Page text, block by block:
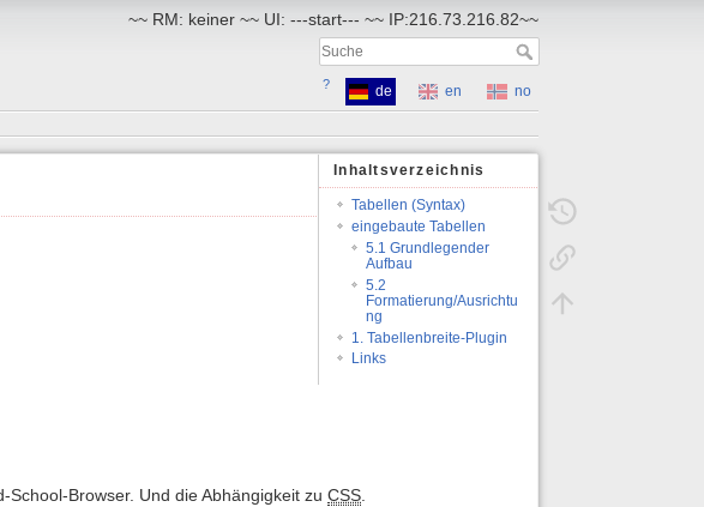
~~ RM: keiner ~~ UI: ---start--- ~~ IP:216.73.216.82~~
? de en
no
Inhaltsverzeichnis
Tabellen (Syntax)
eingebaute Tabellen
5.1 Grundlegender
Aufbau
5.2
Formatierung/Ausrichtu
ng
1. Tabellenbreite-Plugin
Links
Browser. Und die Abhängigkeit zu CSS